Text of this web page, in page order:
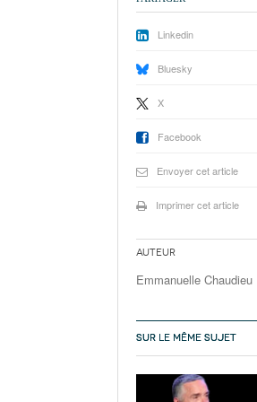
Linkedin
Bluesky
X
Facebook
Envoyer cet article
Imprimer cet article
Auteur
Emmanuelle Chaudieu
SUR LE MÊME SUJET